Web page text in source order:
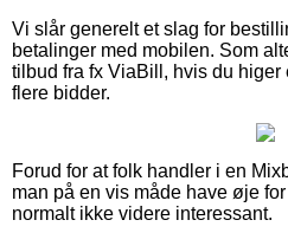
Vi slår generelt et slag for
betalinger med mobilen. Som
tilbud fra fx ViaBill, hvis du
flere bidder.
Forud for at folk handler i en
man på en vis måde have øje
normalt ikke videre interessant.